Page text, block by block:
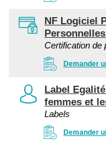
NF Logiciel
Certification de
Demander
Label
femmes et
Labels
Demander